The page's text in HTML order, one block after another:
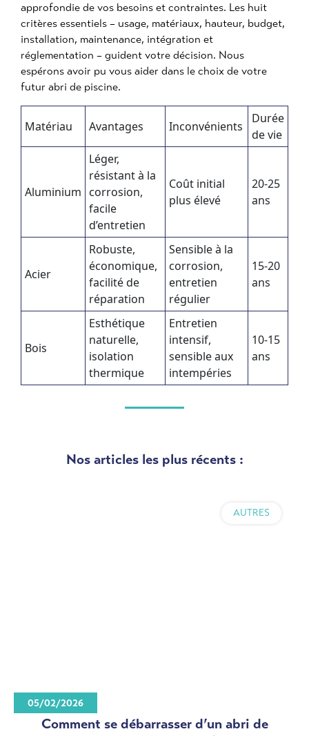
approfondie de vos besoins et contraintes. Les huit
critères essentiels – usage, matériaux, hauteur, budget,
installation, maintenance, intégration et
réglementation – guident votre décision. Nous
espérons avoir pu vous aider dans le choix de votre
futur abri de piscine.
Matériau Avantages Inconvénients
Durée
de vie
Aluminium
Léger,
résistant à la
corrosion,
facile
d’entretien
Coût initial
plus élevé
20-25
ans
Acier
Robuste,
économique,
facilité de
réparation
Sensible à la
corrosion,
entretien
régulier
15-20
ans
Bois
Esthétique
naturelle,
isolation
thermique
Entretien
intensif,
sensible aux
intempéries
10-15
ans
Nos articles les plus récents :
AUTRES
Comment se débarrasser d’un abri de
05/02/2026